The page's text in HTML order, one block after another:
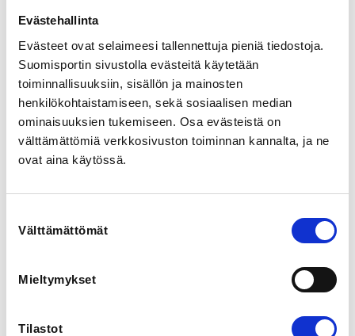
Evästehallinta
Evästeet ovat selaimeesi tallennettuja pieniä tiedostoja.
Suomisportin sivustolla evästeitä käytetään
toiminnallisuuksiin, sisällön ja mainosten
henkilökohtaistamiseen, sekä sosiaalisen median
ominaisuuksien tukemiseen. Osa evästeistä on
välttämättömiä verkkosivuston toiminnan kannalta, ja ne
ovat aina käytössä.
valinta
Välttämättömät
Mieltymykset
Tilastot
Painonnosto
REGISTRATION PERIOD
Mo 30.1.2023 at 00:00 - Tu 31.1.2023 at 23:59
PRICE
Kari Tuuliniemi
Yleisen sarjan SM-kilpailu ajankohta on 24.-26.2.2022